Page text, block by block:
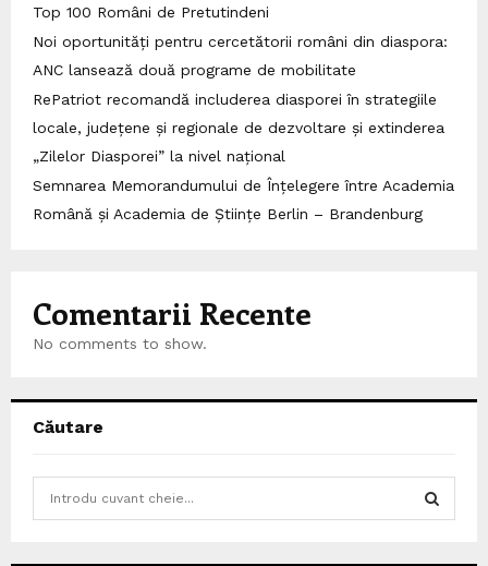
Top 100 Români de Pretutindeni
Noi oportunități pentru cercetătorii români din diaspora:
ANC lansează două programe de mobilitate
RePatriot recomandă includerea diasporei în strategiile
locale, județene și regionale de dezvoltare și extinderea
„Zilelor Diasporei” la nivel național
Semnarea Memorandumului de Înțelegere între Academia
Română și Academia de Științe Berlin – Brandenburg
Comentarii Recente
No comments to show.
Căutare